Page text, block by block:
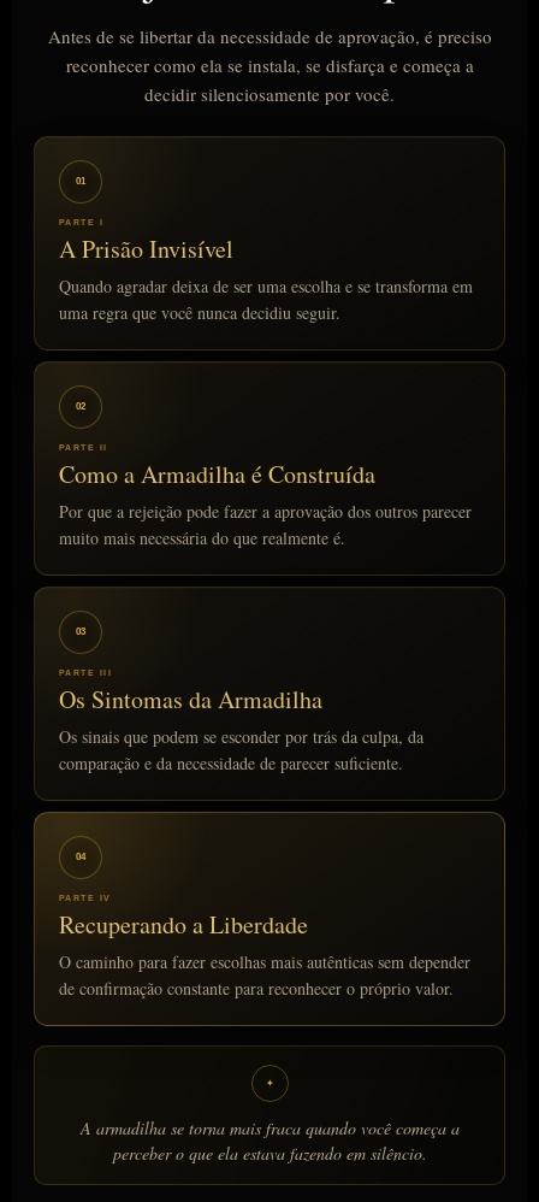
Antes de se libertar da necessidade de aprovação, é preciso
reconhecer como ela se instala, se disfarça e começa a
decidir silenciosamente por você.
01
PARTE I
A Prisão Invisível
Quando agradar deixa de ser uma escolha e se transforma em
uma regra que você nunca decidiu seguir.
02
PARTE II
Como a Armadilha é Construída
Por que a rejeição pode fazer a aprovação dos outros parecer
muito mais necessária do que realmente é.
03
PARTE III
Os Sintomas da Armadilha
Os sinais que podem se esconder por trás da culpa, da
comparação e da necessidade de parecer suficiente.
04
PARTE IV
Recuperando a Liberdade
O caminho para fazer escolhas mais autênticas sem depender
de confirmação constante para reconhecer o próprio valor.
✦
A armadilha se torna mais fraca quando você começa a
perceber o que ela estava fazendo em silêncio.